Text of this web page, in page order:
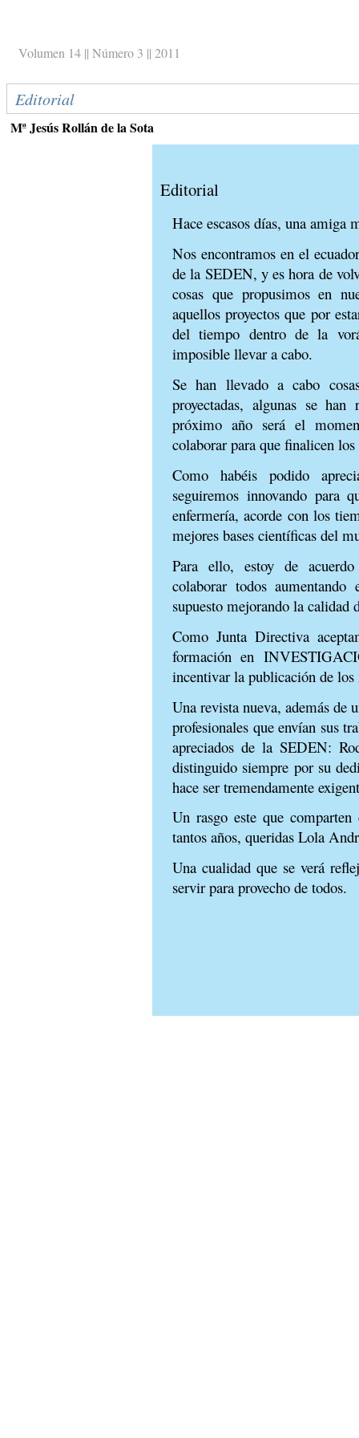
Volumen 14 || Número 3 || 2011
Editorial
Mª Jesús Rollán de la Sota
Editorial
Hace escasos días, una amiga
Nos encontramos en el
de la SEDEN, y es hora de
cosas que propusimos en
aquellos proyectos que por
del tiempo dentro de la
imposible llevar a cabo.
Se han llevado a cabo
proyectadas, algunas se
próximo año será el
colaborar para que finalicen los
Como habéis podido
seguiremos innovando para
enfermería, acorde con los
mejores bases científicas del
Para ello, estoy de
colaborar todos
supuesto mejorando la calidad
Como Junta Directiva
formación en
incentivar la publicación de
Una revista nueva, además de
profesionales que envían sus
apreciados de la SEDEN:
distinguido siempre por su
hace ser tremendamente
Un rasgo este que
tantos años, queridas Lola
Una cualidad que se verá
servir para provecho de todos.